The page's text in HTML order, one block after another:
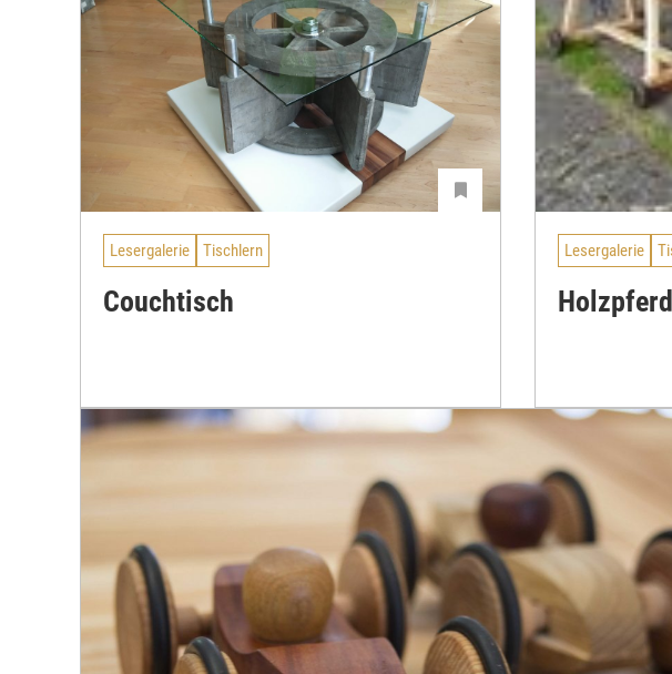
Lesergalerie Tischlern
Couchtisch
Lesergalerie
Holzpferd